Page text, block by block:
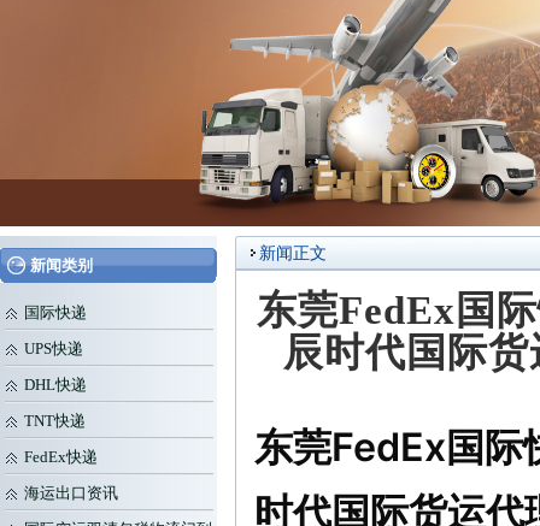
新闻类别
国际快递
UPS快递
DHL快递
TNT快递
FedEx快递
海运出口资讯
新闻正文
东莞FedEx国
辰时代国际
东莞FedEx国
时代国际货运